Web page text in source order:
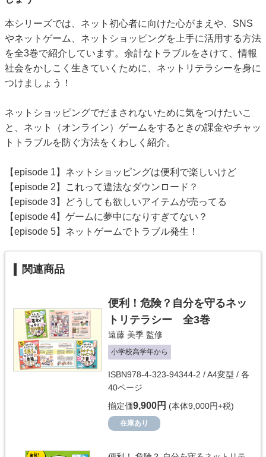
本シリーズでは、ネット初心者に向けた心がまえや、SNS
やネットゲーム、ネットショッピングを上手に活用する方法
を全3巻で紹介しています。余計なトラブルをさけて、情報
社会をかしこく生きていくために、ネットリテラシーを身に
つけましょう！
ネットショッピングでだまされないために気をつけたいこ
と、ネット（オンライン）ゲームをするときの課金やチャッ
トトラブルを防ぐ方法をくわしく紹介。
【episode 1】ネットショッピングは便利で楽しいけど
【episode 2】これって違法なダウンロード？
【episode 3】どうしても欲しいアイテムが売ってる
【episode 4】ゲームに夢中になりすぎてない？
【episode 5】ネットゲームでトラブル発生！
関連商品
便利！危険？自分を守るネッ
トリテラシー 全3巻
遠藤 美季 監修
小学校高学年から
ISBN978-4-323-94344-2 / A4変型 / 各
40ページ
揃定価9,900円 (本体9,000円+税)
在庫あり